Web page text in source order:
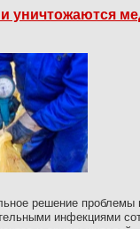
уничтожаются
решение проблемы
инфекциями